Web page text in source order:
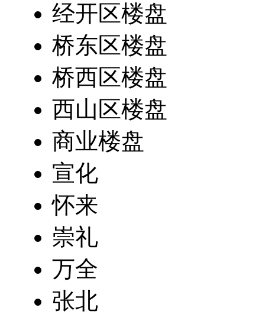
经开区楼盘
桥东区楼盘
桥西区楼盘
西山区楼盘
商业楼盘
宣化
怀来
崇礼
万全
张北